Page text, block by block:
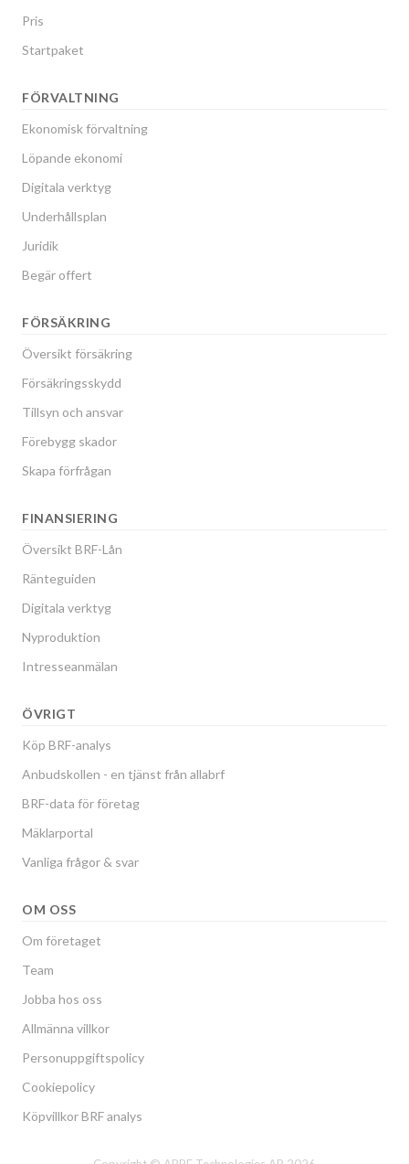
Pris
Startpaket
FÖRVALTNING
Ekonomisk förvaltning
Löpande ekonomi
Digitala verktyg
Underhållsplan
Juridik
Begär offert
FÖRSÄKRING
Översikt försäkring
Försäkringsskydd
Tillsyn och ansvar
Förebygg skador
Skapa förfrågan
FINANSIERING
Översikt BRF-Lån
Ränteguiden
Digitala verktyg
Nyproduktion
Intresseanmälan
ÖVRIGT
Köp BRF-analys
Anbudskollen - en tjänst från allabrf
BRF-data för företag
Mäklarportal
Vanliga frågor & svar
OM OSS
Om företaget
Team
Jobba hos oss
Allmänna villkor
Personuppgiftspolicy
Cookiepolicy
Köpvillkor BRF analys